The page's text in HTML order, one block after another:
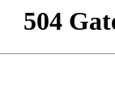
504